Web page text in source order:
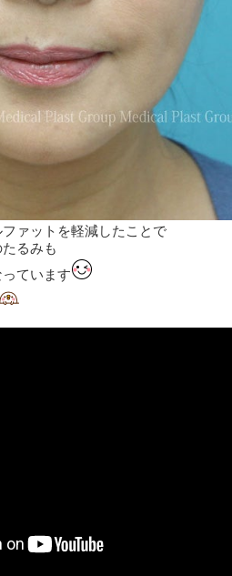
ァットを軽減したことで
るみも
ています